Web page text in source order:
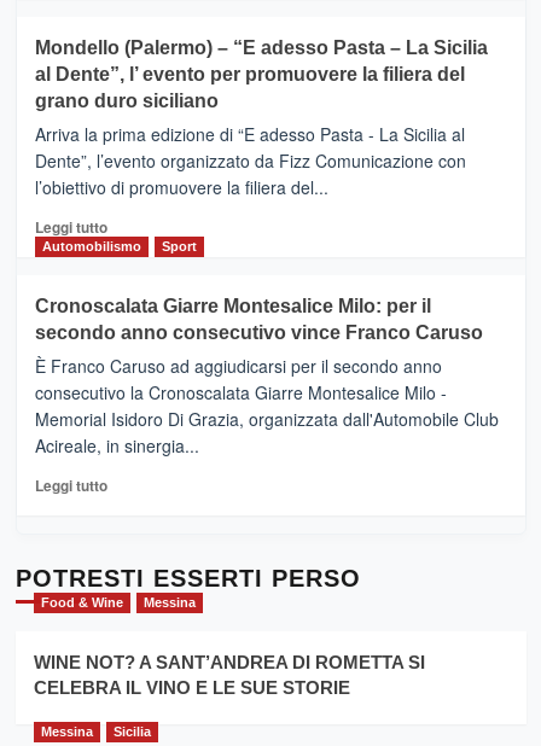
e
messaggi
di
CASTIGLIONE
DI
SICILIA
(Ct)
–
Il
Borgo
Gusto,
il
tra
sapori
vicoli
medievali
Mondello (Palermo) – “E adesso Pasta – La Sicilia
al Dente”, l’ evento per promuovere la filiera del
grano duro siciliano
Arriva la prima edizione di “E adesso Pasta - La Sicilia al
Dente”, l’evento organizzato da Fizz Comunicazione con
l’obiettivo di promuovere la filiera del...
Leggi tuttoLeggi
di
Mondello
(Palermo)
–
“E
adesso
Pasta
–
Sicilia
l’
evento
per
la
filiera
grano
Automobilismo Sport
Cronoscalata Giarre Montesalice Milo: per il
secondo anno consecutivo vince Franco Caruso
È Franco Caruso ad aggiudicarsi per il secondo anno
consecutivo la Cronoscalata Giarre Montesalice Milo -
Memorial Isidoro Di Grazia, organizzata dall'Automobile Club
Acireale, in sinergia...
Leggi tuttoLeggi
Cronoscalata
Giarre
Montesalice
per
il
anno
POTRESTI ESSERTI PERSO
Food & Wine Messina
WINE NOT? A SANT’ANDREA DI ROMETTA SI
CELEBRA IL VINO E LE SUE STORIE
Messina Sicilia